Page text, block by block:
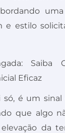
e estilo
Saiba
Eficaz
só, é um
que algo
da